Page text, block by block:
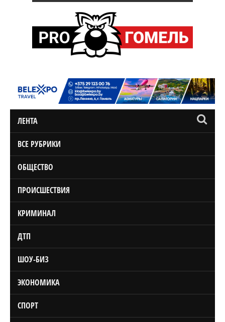
ЛЕНТА
ВСЕ РУБРИКИ
ОБЩЕСТВО
ПРОИСШЕСТВИЯ
КРИМИНАЛ
ДТП
ШОУ-БИЗ
ЭКОНОМИКА
СПОРТ